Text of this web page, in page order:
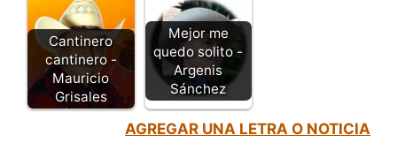
Cantinero
cantinero -
Mauricio
Grisales
Mejor me
quedo solito -
Argenis
Sánchez
AGREGAR UNA LETRA O NOTICIA